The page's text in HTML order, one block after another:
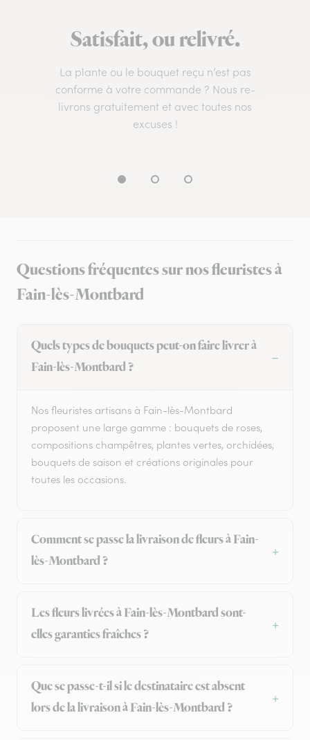
Satisfait, ou relivré.
La plante ou le bouquet reçu n’est pas
conforme à votre commande ? Nous re-
livrons gratuitement et avec toutes nos
excuses !
Questions fréquentes sur nos fleuristes à
Fain-lès-Montbard
Quels types de bouquets peut-on faire livrer à
Fain-lès-Montbard ?
Nos fleuristes artisans à Fain-lès-Montbard
proposent une large gamme : bouquets de roses,
compositions champêtres, plantes vertes, orchidées,
bouquets de saison et créations originales pour
toutes les occasions.
Comment se passe la livraison de fleurs à Fain-
lès-Montbard ?
Les fleurs livrées à Fain-lès-Montbard sont-
elles garanties fraîches ?
Que se passe-t-il si le destinataire est absent
lors de la livraison à Fain-lès-Montbard ?